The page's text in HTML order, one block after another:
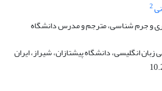
2
و جرم شناسی، مترجم و مدرس دانشگاه
انگلیسی، دانشگاه پیشتازان، شیراز، ایران